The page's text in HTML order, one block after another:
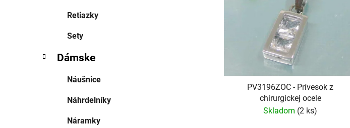
Retiazky
Sety
Dámske
Náušnice
Náhrdelníky
Náramky
PV3196ZOC - Prívesok z
chirurgickej ocele
Skladom (2 ks)